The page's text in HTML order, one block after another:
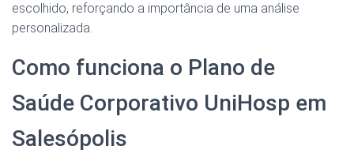
escolhido, reforçando a importância de uma análise
personalizada.
Como funciona o Plano de
Saúde Corporativo UniHosp em
Salesópolis